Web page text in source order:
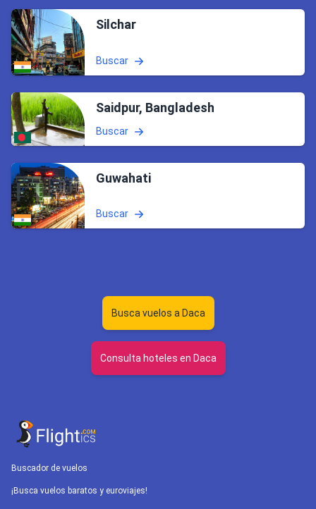
Silchar
Buscar
Saidpur, Bangladesh
Buscar
Guwahati
Buscar
Busca vuelos a Daca
Consulta hoteles en Daca
Buscador de vuelos
¡Busca vuelos baratos y euroviajes!